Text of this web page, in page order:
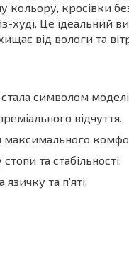
кольору, кросівки
худі. Це ідеальний
від вологи та
символом
відчуття.
максимального
та стабільності.
та п’яті.